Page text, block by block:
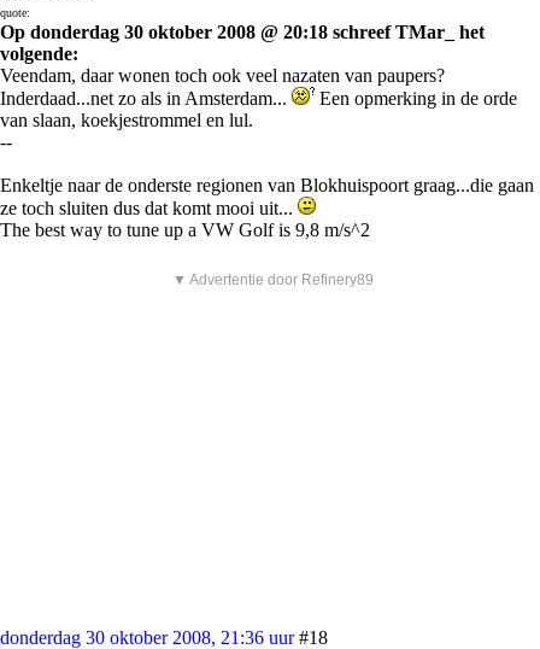
quote:
Op donderdag 30 oktober 2008 @ 20:18 schreef TMar_ het
volgende:
Veendam, daar wonen toch ook veel nazaten van paupers?
Inderdaad...net zo als in Amsterdam...
Een opmerking in de orde
van slaan, koekjestrommel en lul.
--
Enkeltje naar de onderste regionen van Blokhuispoort graag...die gaan
ze toch sluiten dus dat komt mooi uit...
The best way to tune up a VW Golf is 9,8 m/s^2
▼ Advertentie door Refinery89
donderdag 30 oktober 2008, 21:36 uur #18